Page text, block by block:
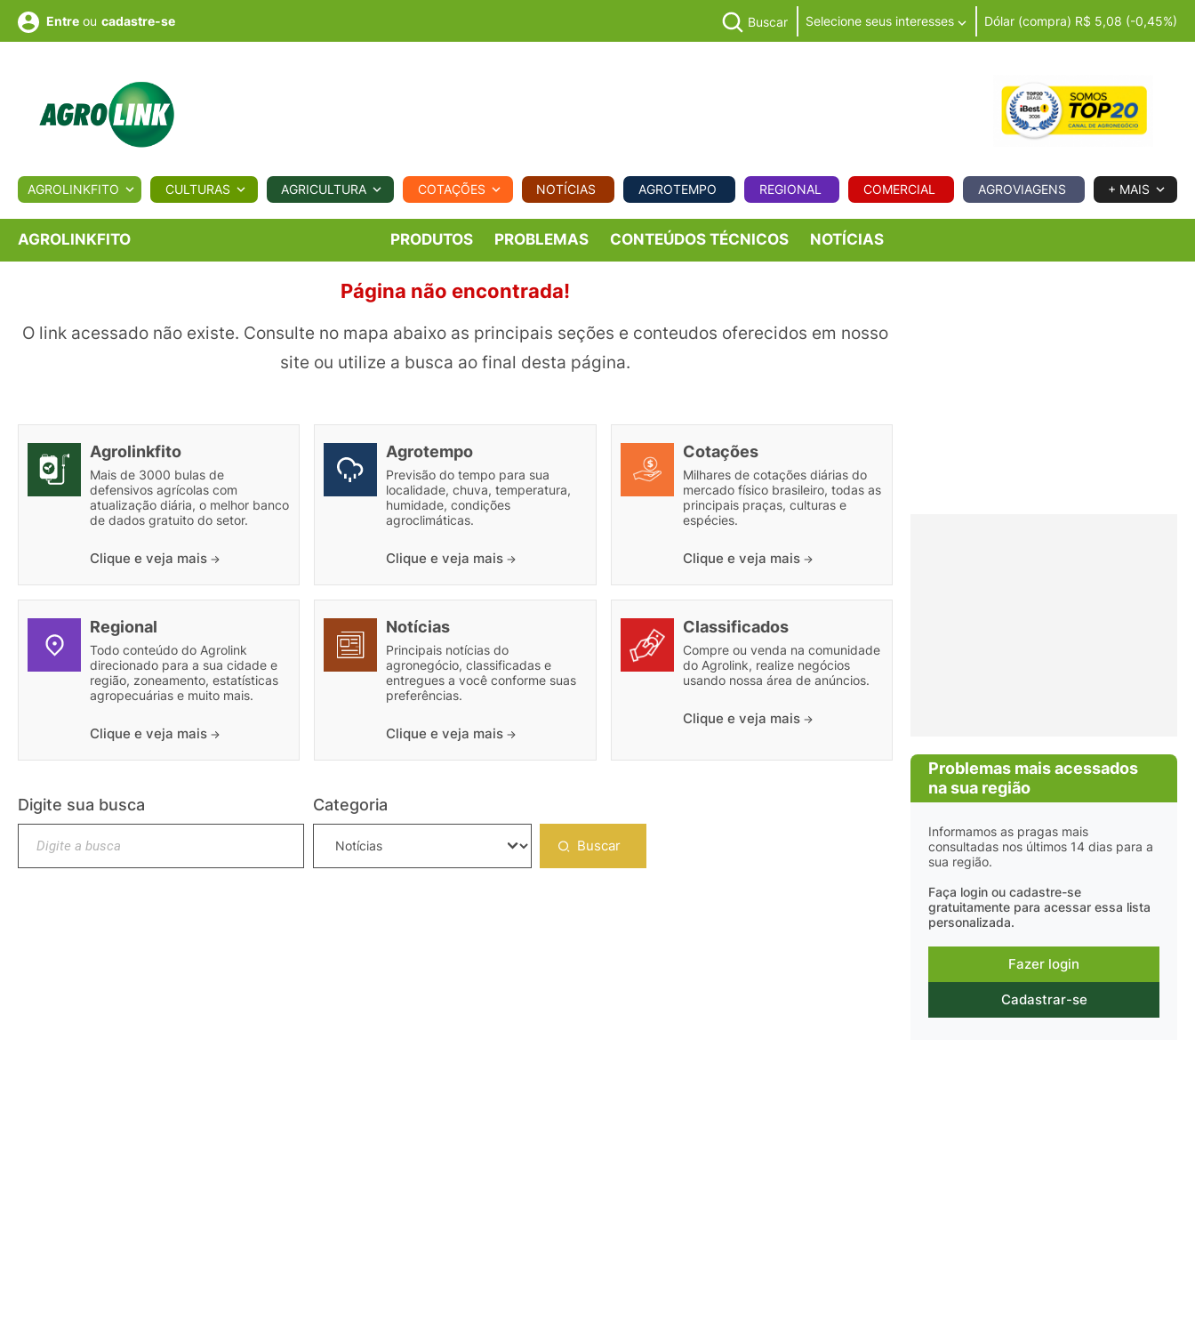
BIOLÓGICOS COTAÇÕES NOTÍCIAS AGROTEMPO REGIONAL COMERCIAL AGROVIAGENS PECUÁRIA
Entre ou cadastre-se Buscar Selecione seus interesses Dólar (compra) R$ 5,08 (-0,45%)
AGROLINKFITO CULTURAS AGRICULTURA COTAÇÕES NOTÍCIAS AGROTEMPO REGIONAL COMERCIAL AGROVIAGENS + MAIS
AGROLINKFITO PRODUTOS PROBLEMAS CONTEÚDOS TÉCNICOS NOTÍCIAS
Página não encontrada!
O link acessado não existe. Consulte no mapa abaixo as principais seções e conteudos oferecidos em nosso
site ou utilize a busca ao final desta página.
Agrolinkfito
Mais de 3000 bulas de
defensivos agrícolas com
atualização diária, o melhor banco
de dados gratuito do setor.
Clique e veja mais
Agrotempo
Previsão do tempo para sua
localidade, chuva, temperatura,
humidade, condições
agroclimáticas.
Clique e veja mais
Cotações
Milhares de cotações diárias do
mercado físico brasileiro, todas as
principais praças, culturas e
espécies.
Clique e veja mais
Regional
Todo conteúdo do Agrolink
direcionado para a sua cidade e
região, zoneamento, estatísticas
agropecuárias e muito mais.
Clique e veja mais
Notícias
Principais notícias do
agronegócio, classificadas e
entregues a você conforme suas
preferências.
Clique e veja mais
Classificados
Compre ou venda na comunidade
do Agrolink, realize negócios
usando nossa área de anúncios.
Clique e veja mais
Digite sua busca Categoria
Buscar
Problemas mais acessados
na sua região
Informamos as pragas mais
consultadas nos últimos 14 dias para a
sua região.
Faça login ou cadastre-se
gratuitamente para acessar essa lista
personalizada.
Fazer login
Cadastrar-se